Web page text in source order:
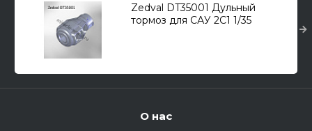
Zedval DT35001 Дульный
тормоз для САУ 2С1 1/35
О нас